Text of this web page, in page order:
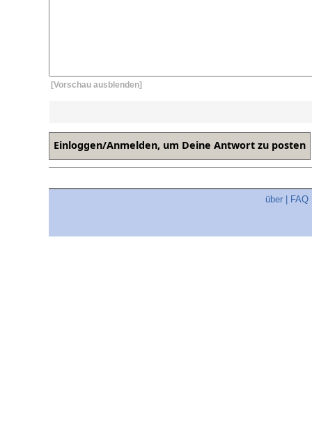
[Vorschau ausblenden]
über FAQ